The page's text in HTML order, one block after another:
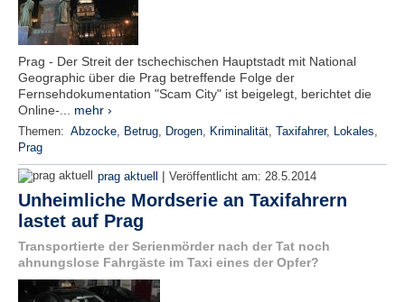
Prag - Der Streit der tschechischen Hauptstadt mit National
Geographic über die Prag betreffende Folge der
Fernsehdokumentation "Scam City" ist beigelegt, berichtet die
Online-... mehr ›
Themen: Abzocke, Betrug, Drogen, Kriminalität, Taxifahrer, Lokales,
Prag
prag aktuell | Veröffentlicht am: 28.5.2014
Unheimliche Mordserie an Taxifahrern
lastet auf Prag
Transportierte der Serienmörder nach der Tat noch
ahnungslose Fahrgäste im Taxi eines der Opfer?